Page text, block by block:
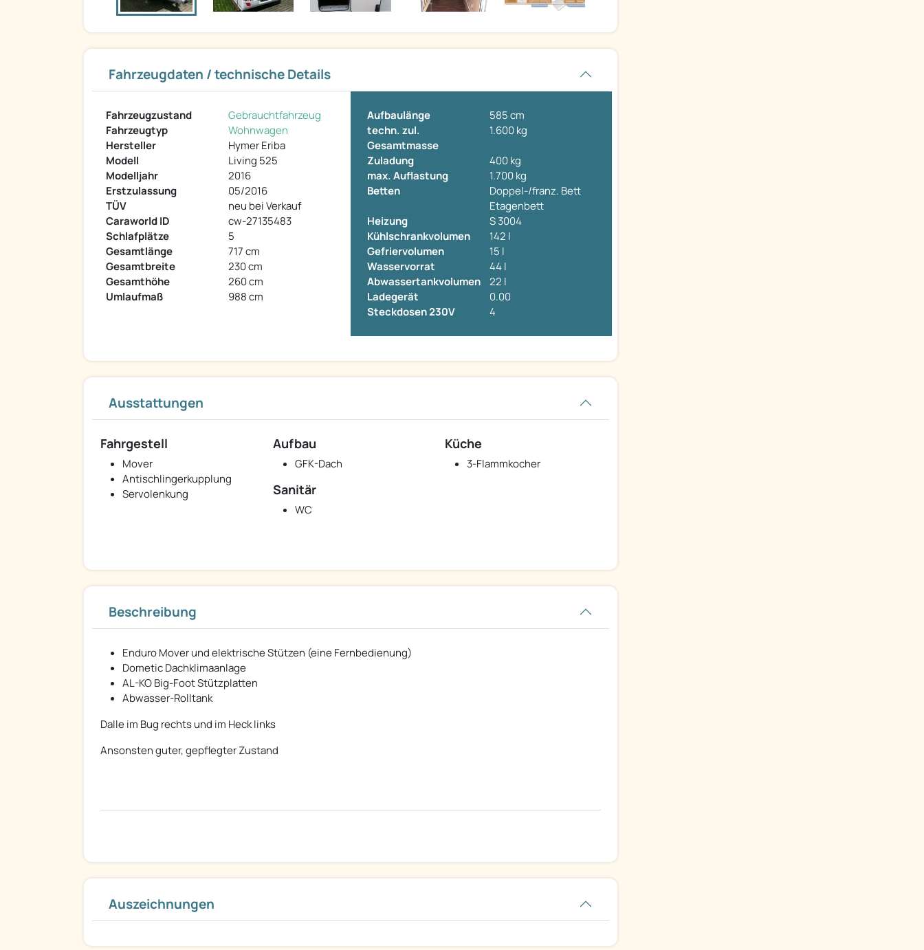
Fahrzeugdaten / technische Details
Fahrzeugzustand
Gebrauchtfahrzeug
Fahrzeugtyp
Wohnwagen
Hersteller
Hymer Eriba
Modell
Living 525
Modelljahr
2016
Erstzulassung
05/2016
TÜV
neu bei Verkauf
Caraworld ID
cw-27135483
Schlafplätze
5
Gesamtlänge
717 cm
Gesamtbreite
230 cm
Gesamthöhe
260 cm
Umlaufmaß
988 cm
Aufbaulänge
585 cm
techn. zul.
Gesamtmasse
1.600 kg
Zuladung
400 kg
max. Auflastung
1.700 kg
Betten
Doppel-/franz. Bett
Etagenbett
Heizung
S 3004
Kühlschrankvolumen
142 l
Gefriervolumen
15 l
Wasservorrat
44 l
Abwassertankvolumen
22 l
Ladegerät
0.00
Steckdosen 230V
4
Ausstattungen
Fahrgestell
Mover
Antischlingerkupplung
Servolenkung
Aufbau
GFK-Dach
Küche
3-Flammkocher
Sanitär
WC
Beschreibung
Enduro Mover und elektrische Stützen (eine Fernbedienung)
Dometic Dachklimaanlage
AL-KO Big-Foot Stützplatten
Abwasser-Rolltank
Dalle im Bug rechts und im Heck links
Ansonsten guter, gepflegter Zustand
Auszeichnungen